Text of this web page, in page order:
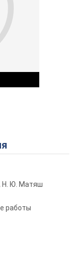
Н. Ю. Матяш
работы